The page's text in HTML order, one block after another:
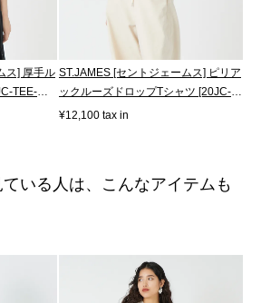
ス] 厚手ル
TEE-
ST.JAMES [セントジェームス] ピリア
ックルーズドロップTシャツ [20JC-
8733...
¥12,100 tax in
いる人は、こんなアイテムも